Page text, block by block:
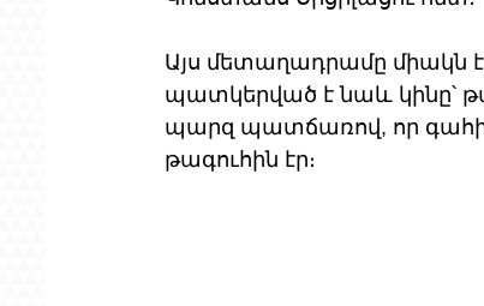
Այս մետաղադրամը միակն է
պատկերված է նաև կինը՝
պարզ պատճառով, որ
թագուհին էր։